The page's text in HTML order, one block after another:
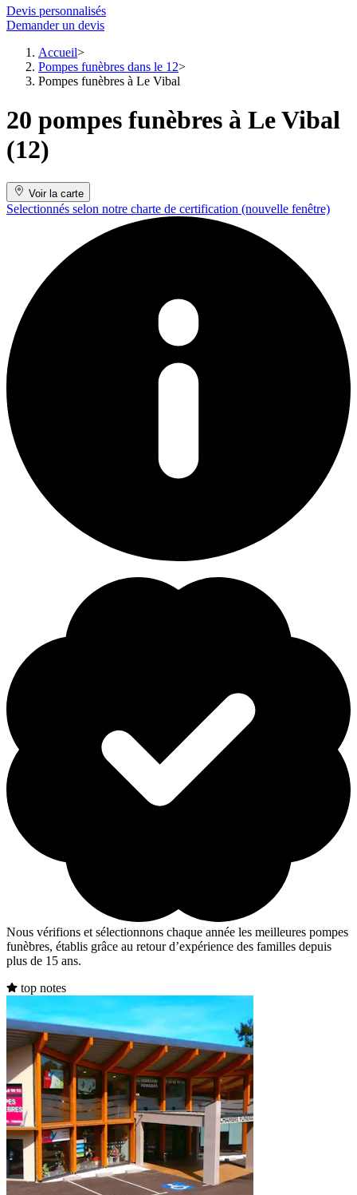
Devis personnalisés
Demander un devis
Accueil
Pompes funèbres dans le 12
Pompes funèbres à Le Vibal
20 pompes funèbres à Le Vibal
(12)
Voir la carte
Selectionnés selon notre charte de certification (nouvelle fenêtre)
Nous vérifions et sélectionnons chaque année les meilleures pompes
funèbres, établis grâce au retour d’expérience des familles depuis
plus de 15 ans.
top notes